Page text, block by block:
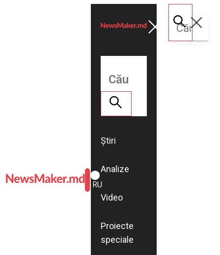
ROMÂNĂ
RU
Știri
Analize
Video
Proiecte
speciale